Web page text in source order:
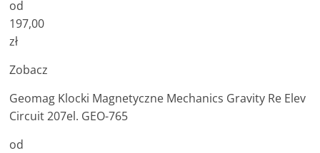
od
197,00
zł
Zobacz
Geomag Klocki Magnetyczne Mechanics Gravity Re Elev
Circuit 207el. GEO-765
od